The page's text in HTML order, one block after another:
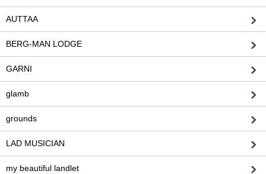
AUTTAA
BERG-MAN LODGE
GARNI
glamb
grounds
LAD MUSICIAN
my beautiful landlet